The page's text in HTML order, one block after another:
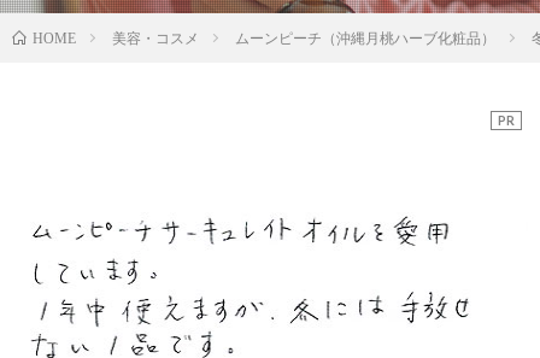
HOME 美容・コスメ ムーンピーチ（沖縄月桃ハーブ化粧品）
PR